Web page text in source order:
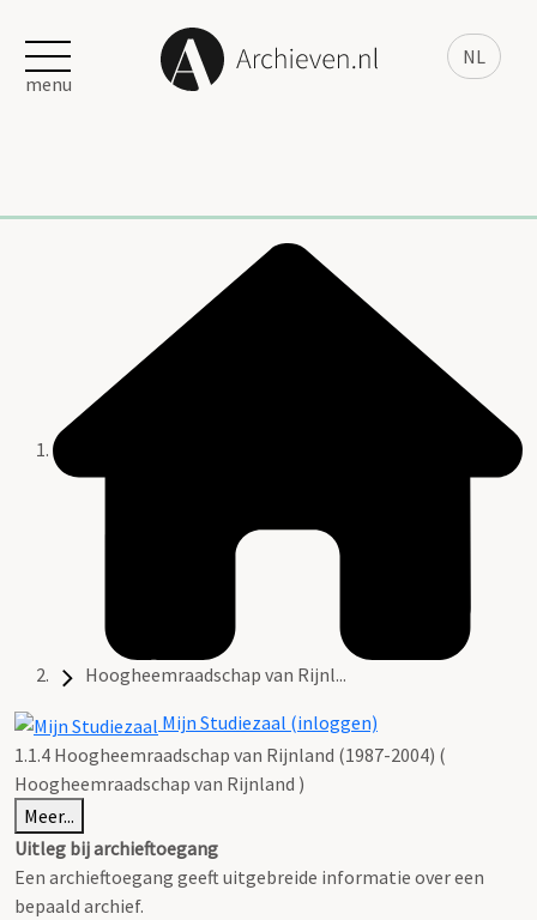
NL
menu
Hoogheemraadschap van Rijnl...
Mijn Studiezaal (inloggen)
1.1.4 Hoogheemraadschap van Rijnland (1987-2004) (
Hoogheemraadschap van Rijnland )
Meer...
Uitleg bij archieftoegang
Een archieftoegang geeft uitgebreide informatie over een
bepaald archief.